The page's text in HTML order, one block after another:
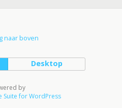
naar boven
Desktop
by
Suite for WordPress